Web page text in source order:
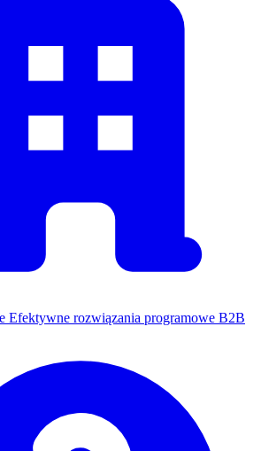
Efektywne rozwiązania programowe B2B